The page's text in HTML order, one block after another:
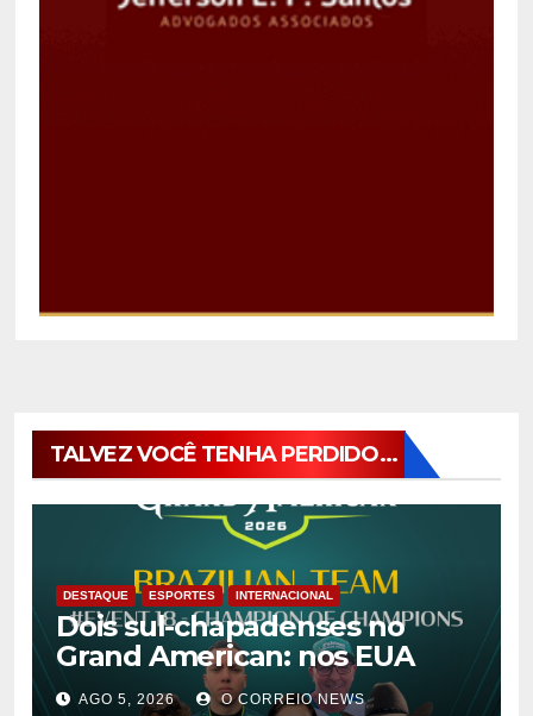
TALVEZ VOCÊ TENHA PERDIDO...
DESTAQUE ESPORTES INTERNACIONAL
Dois sul-chapadenses no
Grand American: nos EUA
AGO 5, 2026 O CORREIO NEWS